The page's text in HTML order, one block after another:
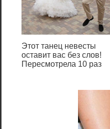
5. Перейдите в
Этот танец невесты
оставит вас без слов!
Пересмотрела 10 раз